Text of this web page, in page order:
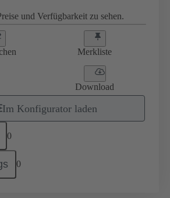
und Verfügbarkeit zu sehen.
Merkliste
Download
Im Konfigurator laden
0
0